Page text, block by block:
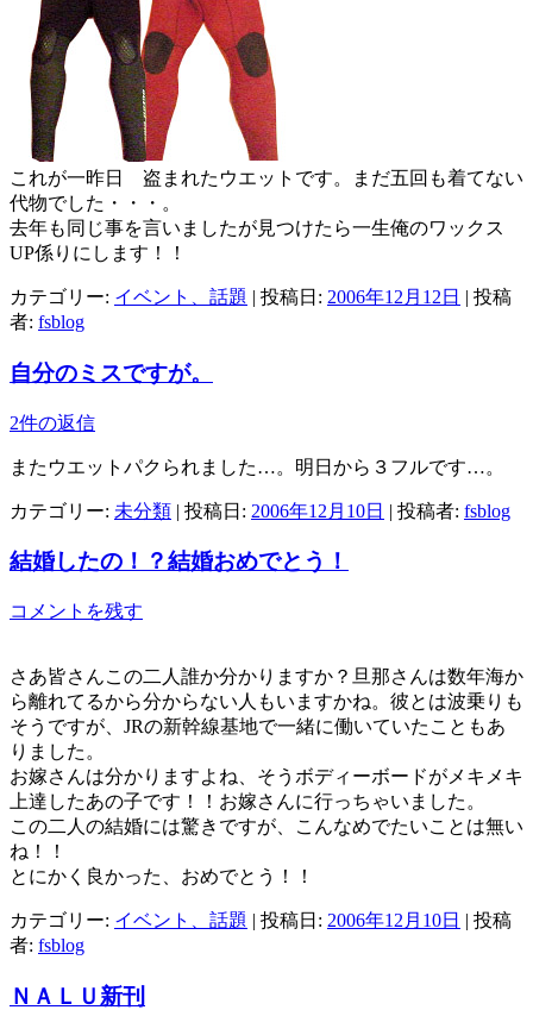
これが一昨日 盗まれたウエットです。まだ五回も着てない
代物でした・・・。
去年も同じ事を言いましたが見つけたら一生俺のワックス
UP係りにします！！
カテゴリー: イベント、話題 | 投稿日: 2006年12月12日 | 投稿
者: fsblog
自分のミスですが。
2件の返信
またウエットパクられました…。明日から３フルです…。
カテゴリー: 未分類 | 投稿日: 2006年12月10日 | 投稿者: fsblog
結婚したの！？結婚おめでとう！
コメントを残す
さあ皆さんこの二人誰か分かりますか？旦那さんは数年海か
ら離れてるから分からない人もいますかね。彼とは波乗りも
そうですが、JRの新幹線基地で一緒に働いていたこともあ
りました。
お嫁さんは分かりますよね、そうボディーボードがメキメキ
上達したあの子です！！お嫁さんに行っちゃいました。
この二人の結婚には驚きですが、こんなめでたいことは無い
ね！！
とにかく良かった、おめでとう！！
カテゴリー: イベント、話題 | 投稿日: 2006年12月10日 | 投稿
者: fsblog
ＮＡＬＵ新刊